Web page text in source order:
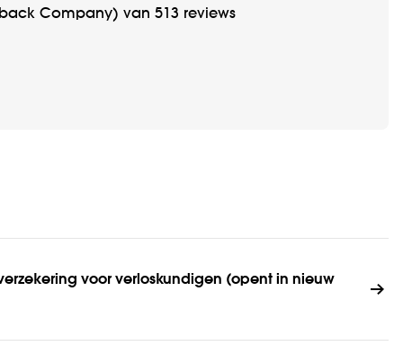
Company) van 513 reviews
voor verloskundigen (opent in nieuw